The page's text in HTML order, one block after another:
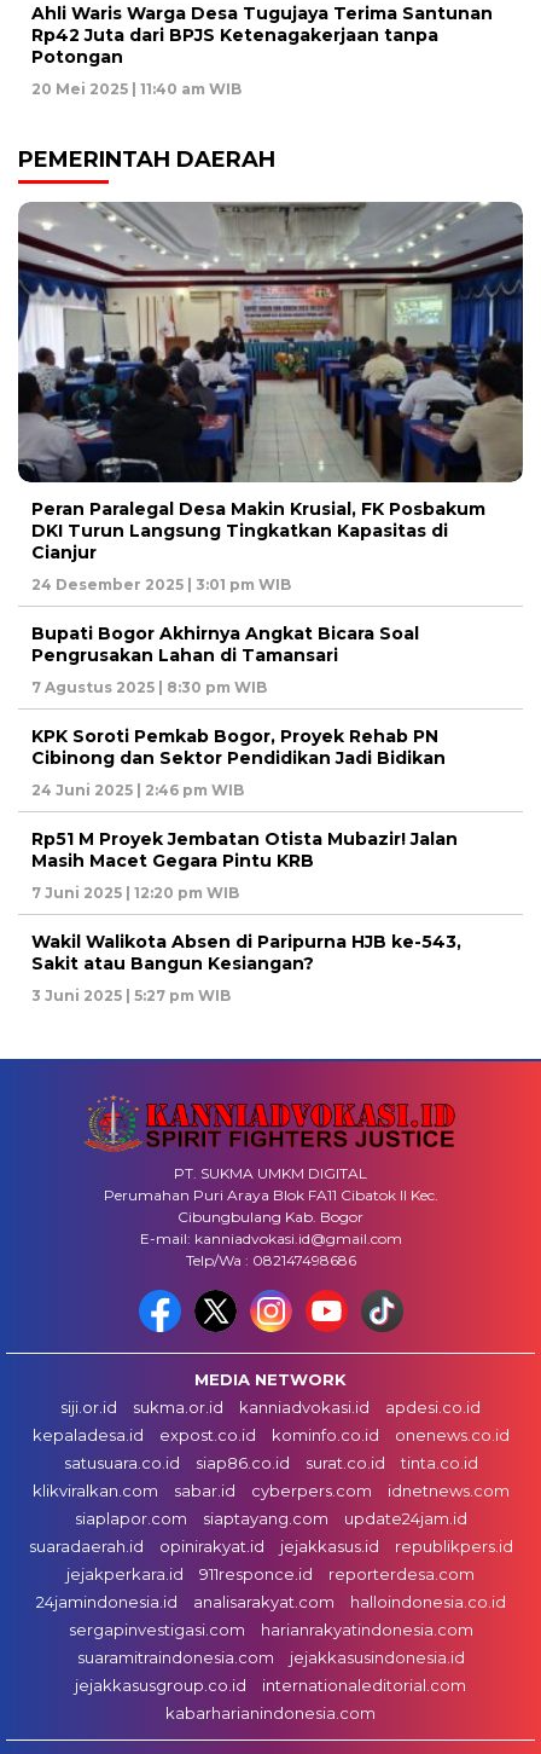
Ahli Waris Warga Desa Tugujaya Terima Santunan
Rp42 Juta dari BPJS Ketenagakerjaan tanpa
Potongan
20 Mei 2025 | 11:40 am WIB
PEMERINTAH DAERAH
Peran Paralegal Desa Makin Krusial, FK Posbakum
DKI Turun Langsung Tingkatkan Kapasitas di
Cianjur
24 Desember 2025 | 3:01 pm WIB
Bupati Bogor Akhirnya Angkat Bicara Soal
Pengrusakan Lahan di Tamansari
7 Agustus 2025 | 8:30 pm WIB
KPK Soroti Pemkab Bogor, Proyek Rehab PN
Cibinong dan Sektor Pendidikan Jadi Bidikan
24 Juni 2025 | 2:46 pm WIB
Rp51 M Proyek Jembatan Otista Mubazir! Jalan
Masih Macet Gegara Pintu KRB
7 Juni 2025 | 12:20 pm WIB
Wakil Walikota Absen di Paripurna HJB ke-543,
Sakit atau Bangun Kesiangan?
3 Juni 2025 | 5:27 pm WIB
PT. SUKMA UMKM DIGITAL
Perumahan Puri Araya Blok FA11 Cibatok II Kec.
Cibungbulang Kab. Bogor
E-mail: kanniadvokasi.id@gmail.com
Telp/Wa : 082147498686
MEDIA NETWORK
siji.or.id
sukma.or.id kanniadvokasi.id
apdesi.co.id
kepaladesa.id
expost.co.id kominfo.co.id
onenews.co.id
satusuara.co.id
siap86.co.id surat.co.id
tinta.co.id
klikviralkan.com
sabar.id cyberpers.com
idnetnews.com
siaplapor.com
siaptayang.com
update24jam.id
suaradaerah.id
opinirakyat.id jejakkasus.id
republikpers.id
jejakperkara.id
911responce.id
reporterdesa.com
24jamindonesia.id
analisarakyat.com
halloindonesia.co.id
sergapinvestigasi.com
harianrakyatindonesia.com
suaramitraindonesia.com
jejakkasusindonesia.id
jejakkasusgroup.co.id
internationaleditorial.com
kabarharianindonesia.com